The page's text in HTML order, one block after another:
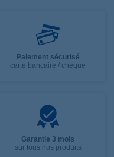
Paiement sécurisé
carte bancaire / chèque
Garantie 3 mois
sur tous nos produits